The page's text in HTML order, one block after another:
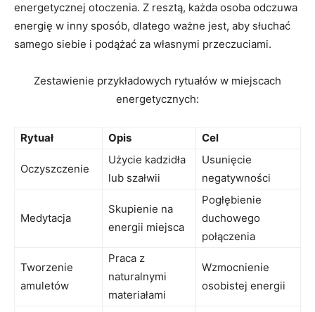
energetycznej otoczenia. Z resztą,‍ każda osoba⁤ odczuwa
energię⁤ w inny sposób, dlatego ważne jest, aby słuchać
samego siebie i podążać za własnymi przeczuciami.
Zestawienie przykładowych rytuałów w miejscach
energetycznych:
Rytuał Opis Cel
Oczyszczenie
Użycie kadzidła
lub‌ szałwii
Usunięcie
negatywności
Medytacja
Skupienie na
energii miejsca
Pogłębienie
duchowego
⁤połączenia
Tworzenie‌
amuletów
Praca z
naturalnymi
materiałami
Wzmocnienie
osobistej energii